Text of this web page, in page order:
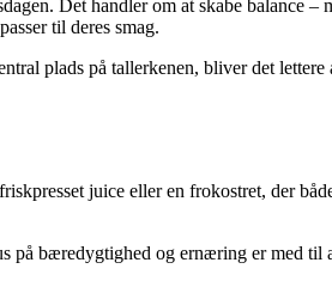
Det handler om at skabe balance
til deres smag.
plads på tallerkenen, bliver det
juice eller en frokostret, der
på bæredygtighed og ernæring er med